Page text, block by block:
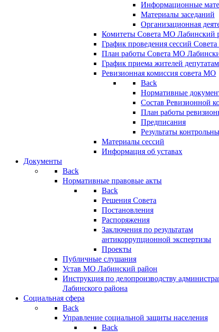
Информационные
Материалы заседаний
Организационная
Комитеты Совета МО Лабинский
График проведения сессий
План работы Совета МО
График приема жителей
Ревизионная комиссия совета МО
Back
Нормативные
Состав Ревизионной
План работы
Предписания
Результаты
Материалы сессий
Информация об уставах
Документы
Back
Нормативные правовые акты
Back
Решения Совета
Постановления
Распоряжения
Заключения по результатам
антикоррупционной экспертизы
Проекты
Публичные слушания
Устав МО Лабинский район
Инструкция по делопроизводству
Лабинского района
Социальная сфера
Back
Управление социальной защиты населения
Back